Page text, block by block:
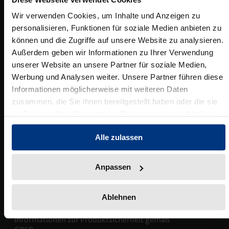
Wir verwenden Cookies, um Inhalte und Anzeigen zu
personalisieren, Funktionen für soziale Medien anbieten zu
können und die Zugriffe auf unsere Website zu analysieren.
Außerdem geben wir Informationen zu Ihrer Verwendung
unserer Website an unsere Partner für soziale Medien,
Werbung und Analysen weiter. Unsere Partner führen diese
Informationen möglicherweise mit weiteren Daten
zusammen, die Sie ihnen bereitgestellt haben oder die sie
Alle zulassen
Anpassen
Ablehnen
Ansprechpartner:innen
Das Lektorat
News
Neuigkeiten & Aktuelles
Karriere
Ihre Einstiegsmöglichkeiten
Termine
Rechtswissenschaft
Sozialwissenschaften
Geisteswissenschaften
Inlibra
Wissenschaftlich Publizieren
Blog
rund um Ihre Publikation
Open Access
Service
Presse
Presse & Rezensionswesen
Dozentenservice
Belegexemplar für Lehrende
Mediadaten
Werben in Fachzeitschriften
Kataloge
Aktuelle Prospekte zum Download
Shop
Podcast
Umwelt- und Klimaschutz
Datenschutz
Urheberrecht
Verlagsrichtlinien
Barrierefreiheitserklärung
Impressum
Hinweisgebersystem der Mediengruppe
C.H.BECK
Informationen zur Produktsicherheit gemäß